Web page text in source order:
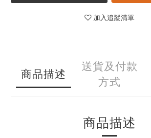
加入追蹤清單
商品描述
送貨及付款
方式
商品描述